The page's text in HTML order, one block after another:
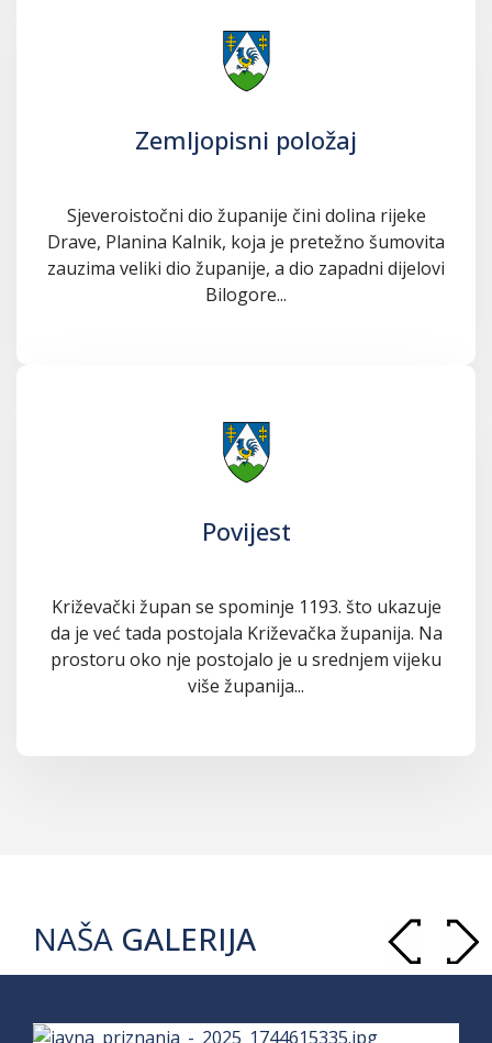
Zemljopisni položaj
Sjeveroistočni dio županije čini dolina rijeke
Drave, Planina Kalnik, koja je pretežno šumovita
zauzima veliki dio županije, a dio zapadni dijelovi
Bilogore...
Povijest
Križevački župan se spominje 1193. što ukazuje
da je već tada postojala Križevačka županija. Na
prostoru oko nje postojalo je u srednjem vijeku
više županija...
NAŠA GALERIJA